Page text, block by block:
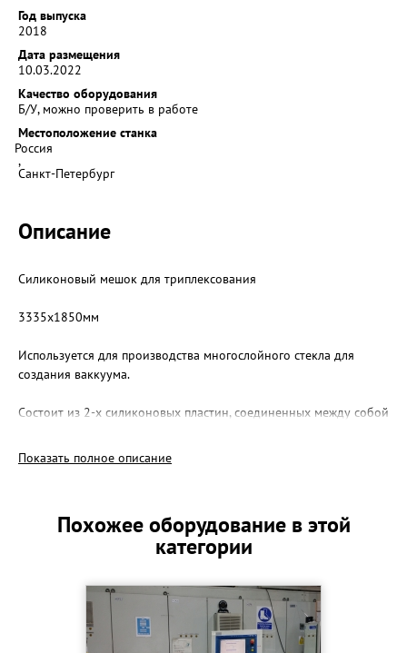
Год выпуска
2018
Дата размещения
10.03.2022
Качество оборудования
Б/У, можно проверить в работе
Местоположение станка
Россия
,
Санкт-Петербург
Описание
Силиконовый мешок для триплексования
3335х1850мм
Используется для производства многослойного стекла для
создания ваккуума.
Состоит из 2-х силиконовых пластин, соединенных между собой
силиконовых шлангов для подключения к вакуумному насосу.
Толщина пластины 3мм.
Показать полное описание
Похожее оборудование в этой
категории